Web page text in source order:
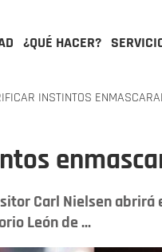
¿QUÉ HACER?
INSTINTOS
Carl Nielsen
León de ...